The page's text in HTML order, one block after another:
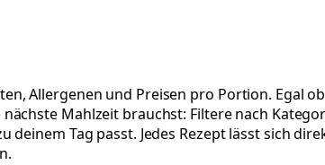
Allergenen und Preisen pro Portion. Egal
Mahlzeit brauchst: Filtere nach
Tag passt. Jedes Rezept lässt sich